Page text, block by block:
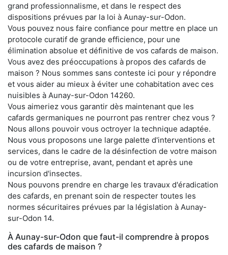
grand professionnalisme, et dans le respect des
dispositions prévues par la loi à Aunay-sur-Odon.
Vous pouvez nous faire confiance pour mettre en place un
protocole curatif de grande efficience, pour une
élimination absolue et définitive de vos cafards de maison.
Vous avez des préoccupations à propos des cafards de
maison ? Nous sommes sans conteste ici pour y répondre
et vous aider au mieux à éviter une cohabitation avec ces
nuisibles à Aunay-sur-Odon 14260.
Vous aimeriez vous garantir dès maintenant que les
cafards germaniques ne pourront pas rentrer chez vous ?
Nous allons pouvoir vous octroyer la technique adaptée.
Nous vous proposons une large palette d'interventions et
services, dans le cadre de la désinfection de votre maison
ou de votre entreprise, avant, pendant et après une
incursion d'insectes.
Nous pouvons prendre en charge les travaux d'éradication
des cafards, en prenant soin de respecter toutes les
normes sécuritaires prévues par la législation à Aunay-
sur-Odon 14.
À Aunay-sur-Odon que faut-il comprendre à propos
des cafards de maison ?